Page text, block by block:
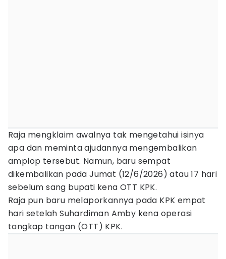
Raja mengklaim awalnya tak mengetahui isinya
apa dan meminta ajudannya mengembalikan
amplop tersebut. Namun, baru sempat
dikembalikan pada Jumat (12/6/2026) atau 17 hari
sebelum sang bupati kena OTT KPK.
Raja pun baru melaporkannya pada KPK empat
hari setelah Suhardiman Amby kena operasi
tangkap tangan (OTT) KPK.